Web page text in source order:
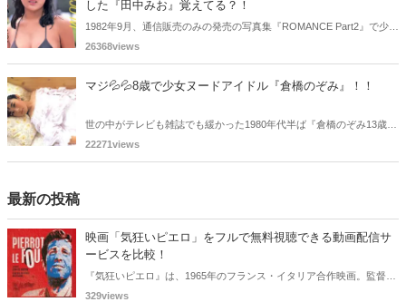
憶に残る楽曲・ドラマをご紹介していきます。
した『田中みお』覚えてる？！
1982年9月、通信販売のみの発売の写真集『ROMANCE Part2』で少女
Mという特異な芸名でヌードモデルとしてデビューした田中みおさん
26368views
マジ💦💦8歳で少女ヌードアイドル『倉橋のぞみ』！！
世の中がテレビも雑誌でも緩かった1980年代半ば『倉橋のぞみ13歳』
で20万部を売り切るという空前の大ヒットを記録した少女ヌードアイ
22271views
最新の投稿
映画「気狂いピエロ」をフルで無料視聴できる動画配信サ
ービスを比較！
『気狂いピエロ』は、1965年のフランス・イタリア合作映画。監督は
ジャン＝リュック・ゴダール。アンナ・カリーナ、ジャン＝ポール・
329views